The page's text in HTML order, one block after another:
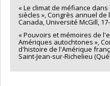
« Le climat de méfiance dans
siècles », Congrès annuel
Canada, Université McGill,
« Pouvoirs et mémoires de
Amériques autochtones »,
d'histoire de l'Amérique
Saint-Jean-sur-Richelieu